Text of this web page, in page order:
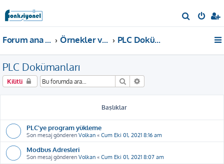
r
Forum ana sayfa Örnekler ve Dokümanlar PLC Dokümanları
PLC Dokümanları
Kilitli Ara
Başlıklar
PLC'ye program yükleme
Son mesaj gönderen Volkan « Cum Eki 01, 2021 8:16 am
Modbus Adresleri
Son mesaj gönderen Volkan « Cum Eki 01, 2021 8:07 am